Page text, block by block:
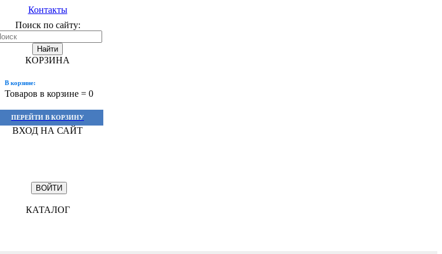
Контакты
Поиск по сайту:
Найти
КОРЗИНА
В корзине:
Товаров в корзине = 0
ПЕРЕЙТИ В КОРЗИНУ
ВХОД НА САЙТ
КАТАЛОГ